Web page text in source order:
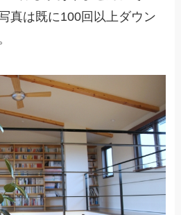
真は既に100回以上ダウン